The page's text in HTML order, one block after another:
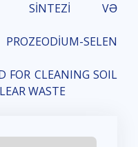
SİNTEZİ VƏ
SELEN
FOR CLEANING SOIL
WASTE